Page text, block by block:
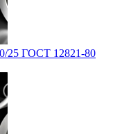
25 ГОСТ 12821-80